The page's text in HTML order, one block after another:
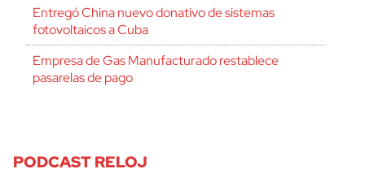
Entregó China nuevo donativo de sistemas
fotovoltaicos a Cuba
Empresa de Gas Manufacturado restablece
pasarelas de pago
PODCAST RELOJ